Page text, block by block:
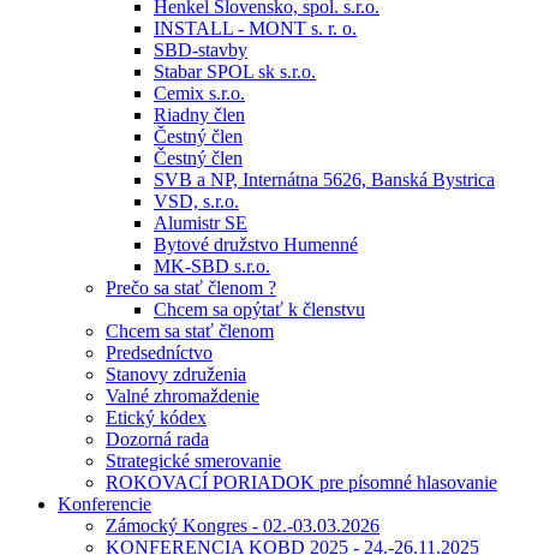
Henkel Slovensko, spol. s.r.o.
INSTALL - MONT s. r. o.
SBD-stavby
Stabar SPOL sk s.r.o.
Cemix s.r.o.
Riadny člen
Čestný člen
Čestný člen
SVB a NP, Internátna 5626, Banská Bystrica
VSD, s.r.o.
Alumistr SE
Bytové družstvo Humenné
MK-SBD s.r.o.
Prečo sa stať členom ?
Chcem sa opýtať k členstvu
Chcem sa stať členom
Predsedníctvo
Stanovy združenia
Valné zhromaždenie
Etický kódex
Dozorná rada
Strategické smerovanie
ROKOVACÍ PORIADOK pre písomné hlasovanie
Konferencie
Zámocký Kongres - 02.-03.03.2026
KONFERENCIA KOBD 2025 - 24.-26.11.2025